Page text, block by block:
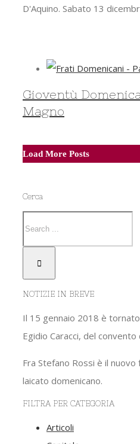
D'Aquino. Sabato 13
Gioventù
Magno
Load More Posts
Cerca
NOTIZIE IN BREVE
Il 15 gennaio 2018 è
Egidio Caracci, del convento
Fra Stefano Rossi è il
laicato domenicano.
FILTRA PER CATEGORIA
Articoli